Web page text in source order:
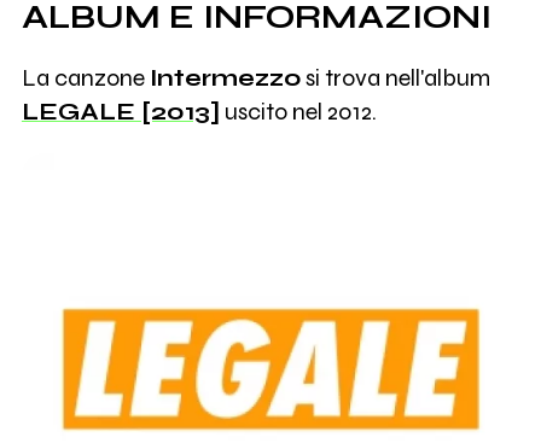
ALBUM E INFORMAZIONI
La canzone Intermezzosi trova nell'album
LEGALE [2013] uscito nel 2012.